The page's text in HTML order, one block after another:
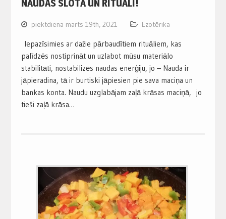
NAUDAS SLOTA UN RITUĀLI!
piektdiena marts 19th, 2021 Ezotērika
Iepazīsimies ar dažie pārbaudītiem rituāliem, kas
palīdzēs nostiprināt un uzlabot mūsu materiālo
stabilitāti, nostabilizēs naudas enerģiju, jo – Nauda ir
jāpieradina, tā ir burtiski jāpiesien pie sava maciņa un
bankas konta. Naudu uzglabājam zaļā krāsas maciņā, jo
tieši zaļā krāsa…